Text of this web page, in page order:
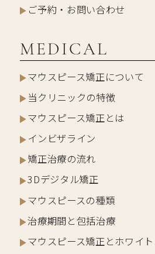
ご予約・お問い合わせ
MEDICAL
マウスピース矯正について
当クリニックの特徴
マウスピース矯正とは
インビザライン
矯正治療の流れ
3Dデジタル矯正
マウスピースの種類
治療期間と包括治療
マウスピース矯正とホワイ